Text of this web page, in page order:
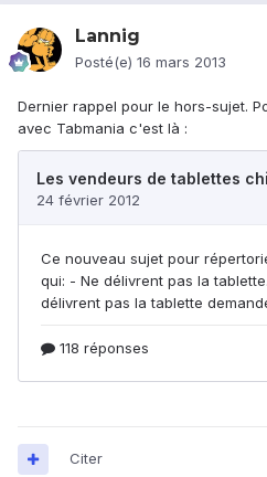
Lannig
Posté(e) 16 mars 2013
Dernier rappel pour le hors-sujet.
avec Tabmania c'est là :
Citer